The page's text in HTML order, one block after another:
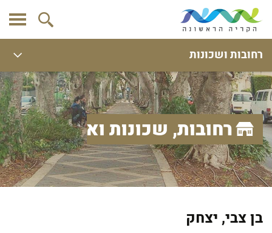
רחובות ושכונות
רחובות, שכונות ואתרים
בן צבי, יצחק